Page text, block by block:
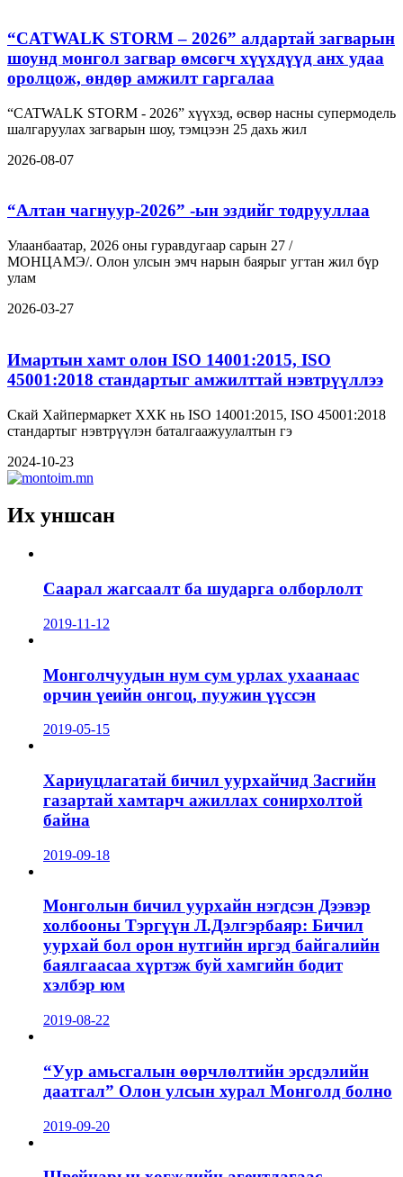
“CATWALK STORM – 2026” алдартай загварын
шоунд монгол загвар өмсөгч хүүхдүүд анх удаа
оролцож, өндөр амжилт гаргалаа
“CATWALK STORM - 2026” хүүхэд, өсвөр насны супермодель
шалгаруулах загварын шоу, тэмцээн 25 дахь жил
2026-08-07
“Алтан чагнуур-2026” -ын эздийг тодрууллаа
Улаанбаатар, 2026 оны гуравдугаар сарын 27 /
МОНЦАМЭ/. Олон улсын эмч нарын баярыг угтан жил бүр
улам
2026-03-27
Имартын хамт олон ISO 14001:2015, ISO
45001:2018 стандартыг амжилттай нэвтрүүллээ
Скай Хайпермаркет ХХК нь ISO 14001:2015, ISO 45001:2018
стандартыг нэвтрүүлэн баталгаажуулалтын гэ
2024-10-23
Их уншсан
Саарал жагсаалт ба шударга олборлолт
2019-11-12
Монголчуудын нум сум урлах ухаанаас
орчин үеийн онгоц, пуужин үүссэн
2019-05-15
Хариуцлагатай бичил уурхайчид Засгийн
газартай хамтарч ажиллах сонирхолтой
байна
2019-09-18
Монголын бичил уурхайн нэгдсэн Дээвэр
холбооны Тэргүүн Л.Дэлгэрбаяр: Бичил
уурхай бол орон нутгийн иргэд байгалийн
баялгаасаа хүртэж буй хамгийн бодит
хэлбэр юм
2019-08-22
“Уур амьсгалын өөрчлөлтийн эрсдэлийн
даатгал” Олон улсын хурал Монголд болно
2019-09-20